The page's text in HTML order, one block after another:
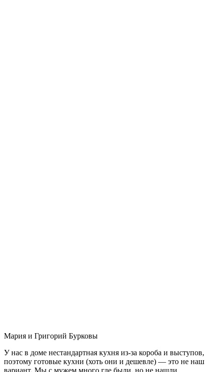
Мария и Григорий Бурковы
У нас в доме нестандартная кухня из-за короба и выступов,
поэтому готовые кухни (хоть они и дешевле) — это не наш
вариант. Мы с мужем много где были, но не нашли